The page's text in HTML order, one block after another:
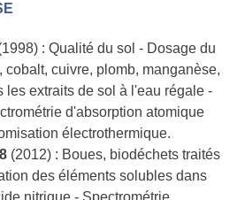
: Qualité du sol - Dosage du
cobalt, cuivre, plomb, manganèse,
les extraits de sol à l'eau régale -
d'absorption atomique
électrothermique.
(2012) : Boues, biodéchets traités
des éléments solubles dans
nitrique - Spectrométrie